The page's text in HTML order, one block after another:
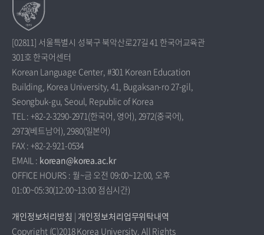
[02811] 서울특별시 성북구 북악산로27길 41 한국어교육관
301호 한국어센터
Korean Language Center, #301 Korean Education
Building, Korea University, 41, Bugaksan-ro 27-gil,
Seongbuk-gu, Seoul, Republic of Korea
TEL : +82-2-3290-2971(한국어, 영어), 2972(중국어),
2973(베트남어), 2980(일본어)
FAX : +82-2-921-0534
EMAIL : korean@korea.ac.kr
OFFICE HOURS : 월~금 오전 09:00~12:00, 오후
01:00~05:30(12:00~13:00 점심시간)
개인정보처리방침 | 개인정보처리업무위탁내역
Copyright (C)2018 Korea University. All Rights